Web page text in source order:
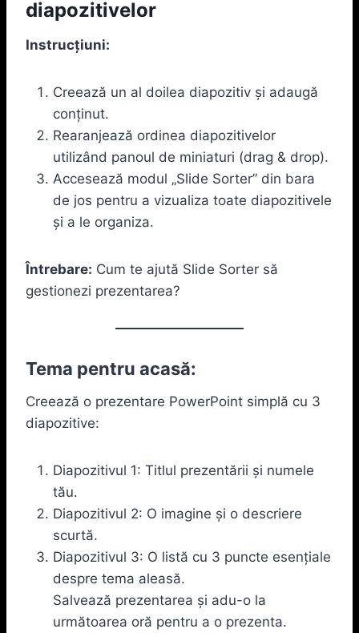
diapozitivelor
Instrucțiuni:
Creează un al doilea diapozitiv și adaugă
conținut.
Rearanjează ordinea diapozitivelor
utilizând panoul de miniaturi (drag & drop).
Accesează modul „Slide Sorter” din bara
de jos pentru a vizualiza toate diapozitivele
și a le organiza.
Întrebare: Cum te ajută Slide Sorter să
gestionezi prezentarea?
Tema pentru acasă:
Creează o prezentare PowerPoint simplă cu 3
diapozitive:
Diapozitivul 1: Titlul prezentării și numele
tău.
Diapozitivul 2: O imagine și o descriere
scurtă.
Diapozitivul 3: O listă cu 3 puncte esențiale
despre tema aleasă.
Salvează prezentarea și adu-o la
următoarea oră pentru a o prezenta.